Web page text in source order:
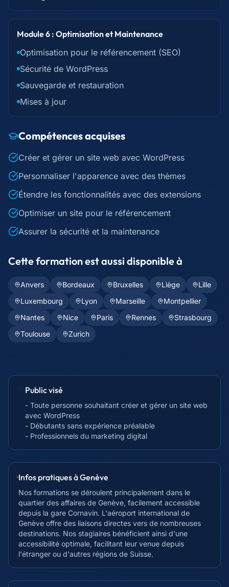
Module 6 : Optimisation et Maintenance
Optimisation pour le référencement (SEO)
Sécurité de WordPress
Sauvegarde et restauration
Mises à jour
Compétences acquises
Créer et gérer un site web avec WordPress
Personnaliser l'apparence avec des thèmes
Étendre les fonctionnalités avec des extensions
Optimiser un site pour le référencement
Assurer la sécurité et la maintenance
Cette formation est aussi disponible à
Anvers Bordeaux Bruxelles Liège
Lille
Luxembourg
Lyon Marseille
Montpellier
Nantes
Nice Paris Rennes
Strasbourg
Toulouse
Zurich
Public visé
- Toute personne souhaitant créer et gérer un site web
avec WordPress
- Débutants sans expérience préalable
- Professionnels du marketing digital
Infos pratiques àGenève
Nos formations se déroulent principalement dans le
quartier des affaires de Genève, facilement accessible
depuis la gare Cornavin. L'aéroport international de
Genève offre des liaisons directes vers de nombreuses
destinations. Nos stagiaires bénéficient ainsi d'une
accessibilité optimale, facilitant leur venue depuis
l'étranger ou d'autres régions de Suisse.